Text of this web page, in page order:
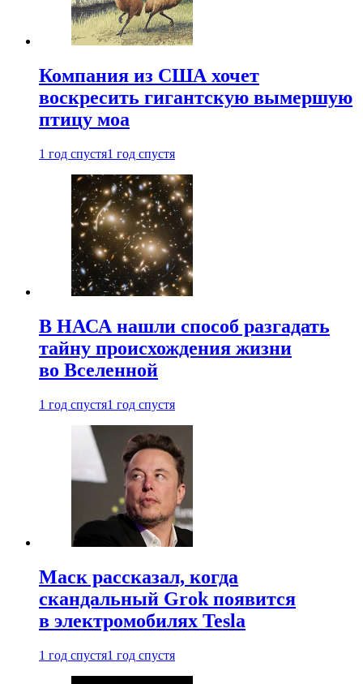
Компания из США хочет
воскресить гигантскую вымершую
птицу моа
1 год спустя1 год спустя
В НАСА нашли способ разгадать
тайну происхождения жизни
во Вселенной
1 год спустя1 год спустя
Маск рассказал, когда
скандальный Grok появится
в электромобилях Tesla
1 год спустя1 год спустя